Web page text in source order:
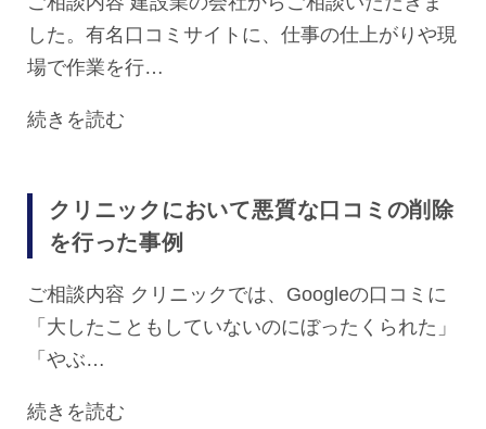
した。有名口コミサイトに、仕事の仕上がりや現
場で作業を行…
続きを読む
クリニックにおいて悪質な口コミの削除
を行った事例
ご相談内容 クリニックでは、Googleの口コミに
「大したこともしていないのにぼったくられた」
「やぶ…
続きを読む